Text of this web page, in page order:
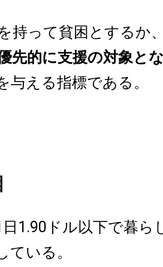
持って貧困とするか
先的に支援の対象と
与える指標である。
日1.90ドル以下で暮ら
ている。